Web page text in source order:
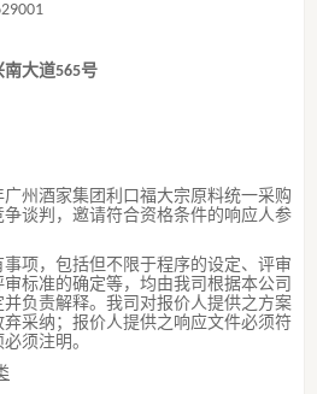
29001
南大道565号
广州酒家集团利口福大宗原料统一采购
争谈判，邀请符合资格条件的响应人参
项，包括但不限于程序的设定、 评审
审标准的确定等，均由我司 根据本公司
负责解释。 我司 对报价人提供之方案
采纳； 报价人提供之响应文件必须符
须注明。